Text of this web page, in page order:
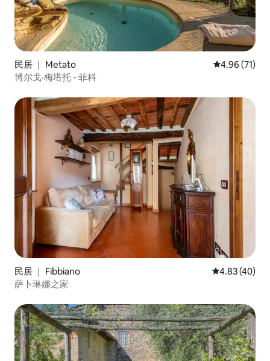
民居 ｜ Metato 平均评分
4.96 (71)
博尔戈·梅塔托 - 菲科
民居 ｜ Fibbiano 平均评分
4.83 (40)
萨卜琳娜之家